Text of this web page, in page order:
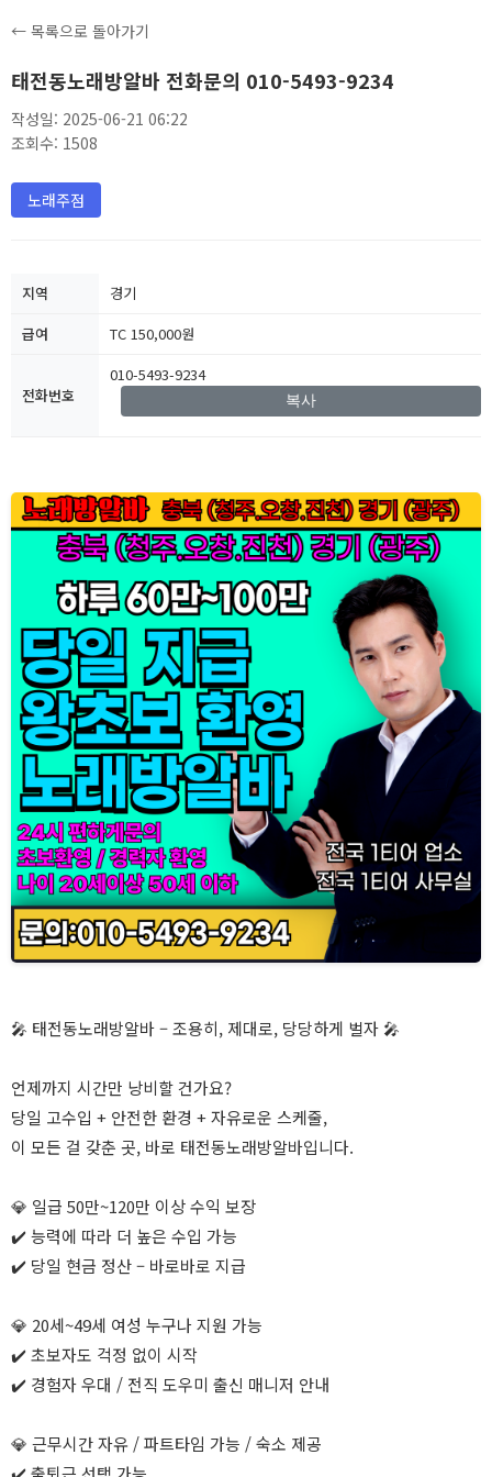
← 목록으로 돌아가기
태전동노래방알바 전화문의 010-5493-9234
작성일: 2025-06-21 06:22
조회수: 1508
노래주점
지역
경기
급여
TC 150,000원
전화번호
010-5493-9234
복사
🎤 태전동노래방알바 – 조용히, 제대로, 당당하게 벌자 🎤
언제까지 시간만 낭비할 건가요?
당일 고수입 + 안전한 환경 + 자유로운 스케줄,
이 모든 걸 갖춘 곳, 바로 태전동노래방알바입니다.
💎 일급 50만~120만 이상 수익 보장
✔️ 능력에 따라 더 높은 수입 가능
✔️ 당일 현금 정산 – 바로바로 지급
💎 20세~49세 여성 누구나 지원 가능
✔️ 초보자도 걱정 없이 시작
✔️ 경험자 우대 / 전직 도우미 출신 매니저 안내
💎 근무시간 자유 / 파트타임 가능 / 숙소 제공